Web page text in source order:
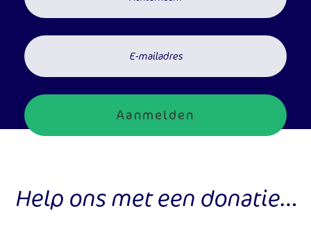
Aanmelden
Help ons met een donatie…